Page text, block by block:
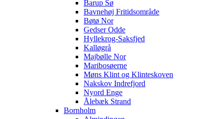
Barup Sø
Bavnehøj Fritidsområde
Bøtø Nor
Gedser Odde
Hyllekrog-Saksfjed
Kalløgrå
Majbølle Nor
Maribosøerne
Møns Klint og Klinteskoven
Nakskov Indrefjord
Nyord Enge
Ålebæk Strand
Bornholm